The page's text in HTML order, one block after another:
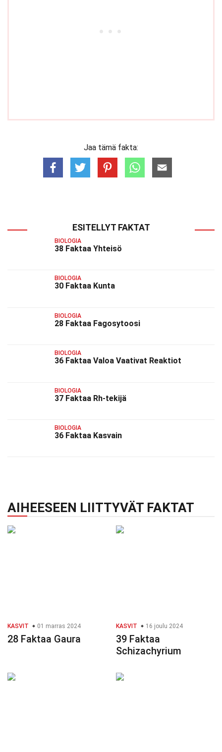
Jaa tämä fakta:
ESITELLYT FAKTAT
BIOLOGIA
38 Faktaa Yhteisö
BIOLOGIA
30 Faktaa Kunta
BIOLOGIA
28 Faktaa Fagosytoosi
BIOLOGIA
36 Faktaa Valoa Vaativat Reaktiot
BIOLOGIA
37 Faktaa Rh-tekijä
BIOLOGIA
36 Faktaa Kasvain
AIHEESEEN LIITTYVÄT FAKTAT
KASVIT 01 marras 2024
28 Faktaa Gaura
KASVIT 16 joulu 2024
39 Faktaa
Schizachyrium